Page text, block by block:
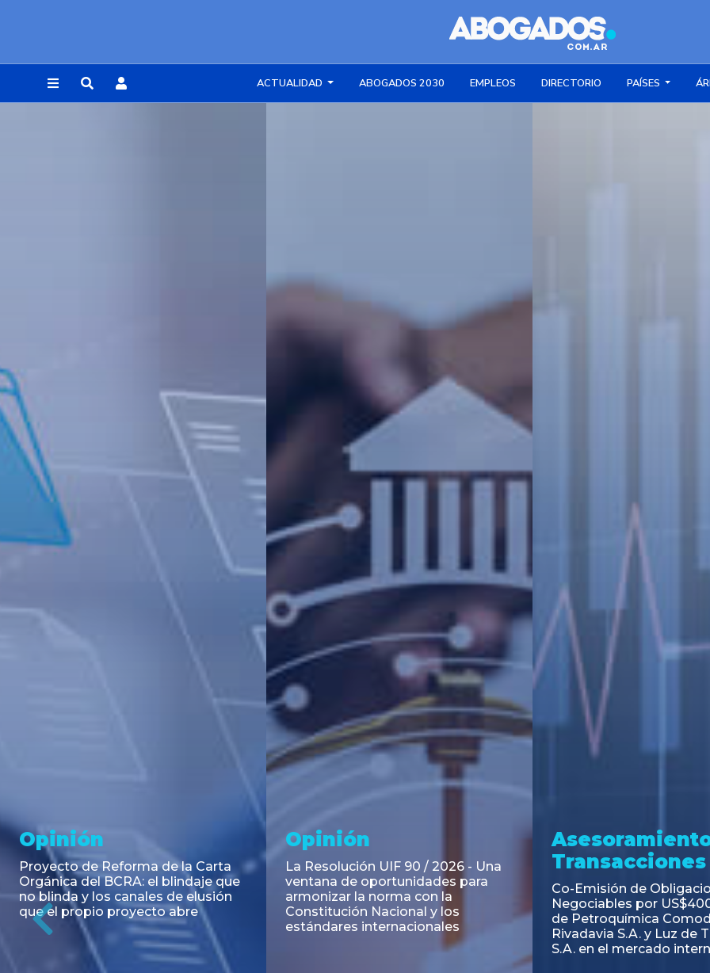
ACTUALIDAD ABOGADOS 2030 EMPLEOS DIRECTORIO PAÍSES
Noticia
RESOLUCIÓN 271/2026 de la
SECRETARIA DE COORDINACIÓN
DE PRODUCCIÓN: Actualización y
unificación de las advertencias
obligatorias en la publicidad de
juegos y apuestas en...
Asesoramiento y
Transacciones
Emisión de Obligaciones
Negociables Clase E de Central
Puerto S.A. por un Valor Nominal
de U$S 98.897.303
Transacciones
PAGBAM asesoró a
autorización para la
de los Certificados de
del Fideicomiso
Inmobiliario "Espacio
Previous